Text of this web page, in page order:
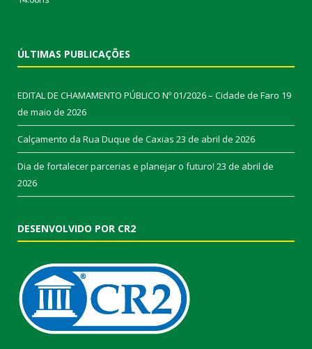
ÚLTIMAS PUBLICAÇÕES
EDITAL DE CHAMAMENTO PÚBLICO Nº 01/2026 – Cidade de Faro 19
de maio de 2026
Calçamento da Rua Duque de Caxias 23 de abril de 2026
Dia de fortalecer parcerias e planejar o futuro! 23 de abril de
2026
DESENVOLVIDO POR CR2